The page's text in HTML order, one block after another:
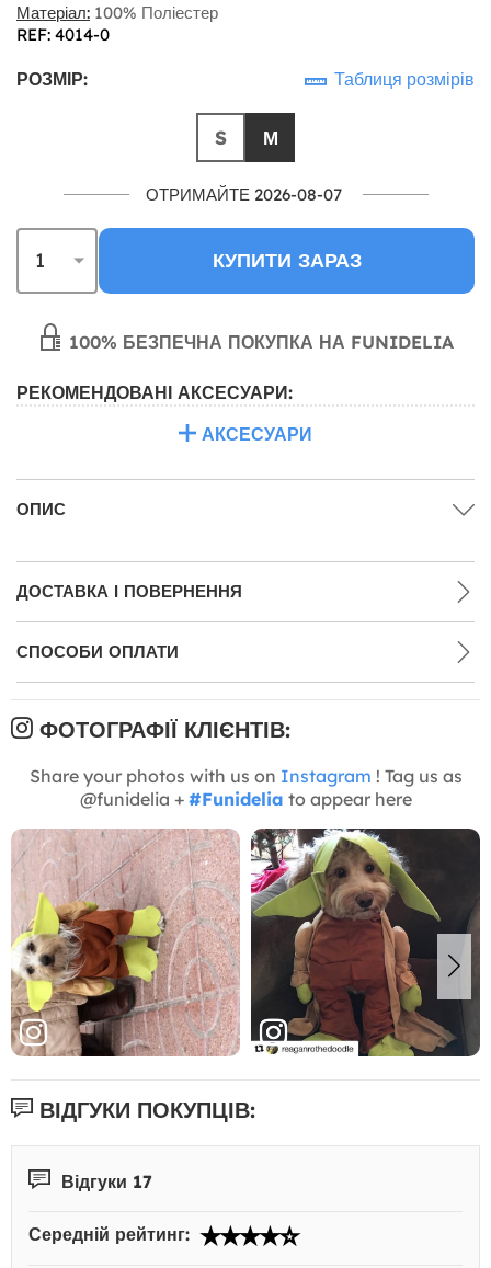
Матеріал: 100% Поліестер
REF: 4014-0
РОЗМІР: Таблиця розмірів
S М
ОТРИМАЙТЕ 2026-08-07
КУПИТИ ЗАРАЗ
100% БЕЗПЕЧНА ПОКУПКА НА FUNIDELIA
РЕКОМЕНДОВАНІ АКСЕСУАРИ:
АКСЕСУАРИ
ОПИС
ДОСТАВКА І ПОВЕРНЕННЯ
СПОСОБИ ОПЛАТИ
ФОТОГРАФІЇ КЛІЄНТІВ:
Share your photos with us on Instagram ! Tag us as
@funidelia + #Funidelia to appear here
ВІДГУКИ ПОКУПЦІВ:
Відгуки 17
Середній рейтинг: